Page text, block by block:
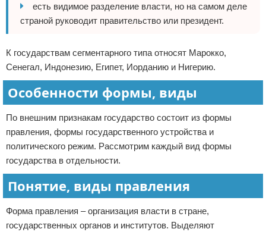
есть видимое разделение власти, но на самом деле
страной руководит правительство или президент.
К государствам сегментарного типа относят Марокко,
Сенегал, Индонезию, Египет, Иорданию и Нигерию.
Особенности формы, виды
По внешним признакам государство состоит из формы
правления, формы государственного устройства и
политического режим. Рассмотрим каждый вид формы
государства в отдельности.
Понятие, виды правления
Форма правления – организация власти в стране,
государственных органов и институтов. Выделяют